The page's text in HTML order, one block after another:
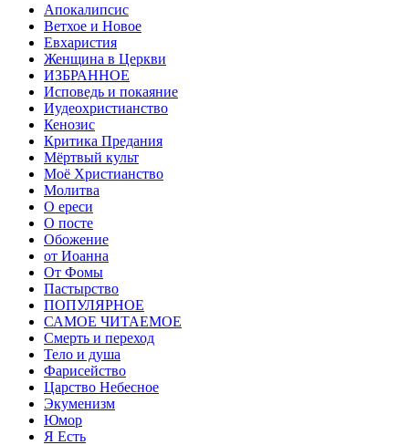
Апокалипсис
Ветхое и Новое
Евхаристия
Женщина в Церкви
ИЗБРАННОЕ
Исповедь и покаяние
Иудеохристианство
Кенозис
Критика Предания
Мёртвый культ
Моё Христианство
Молитва
О ереси
О посте
Обожение
от Иоанна
От Фомы
Пастырство
ПОПУЛЯРНОЕ
САМОЕ ЧИТАЕМОЕ
Смерть и переход
Тело и душа
Фарисейство
Царство Небесное
Экуменизм
Юмор
Я Есть